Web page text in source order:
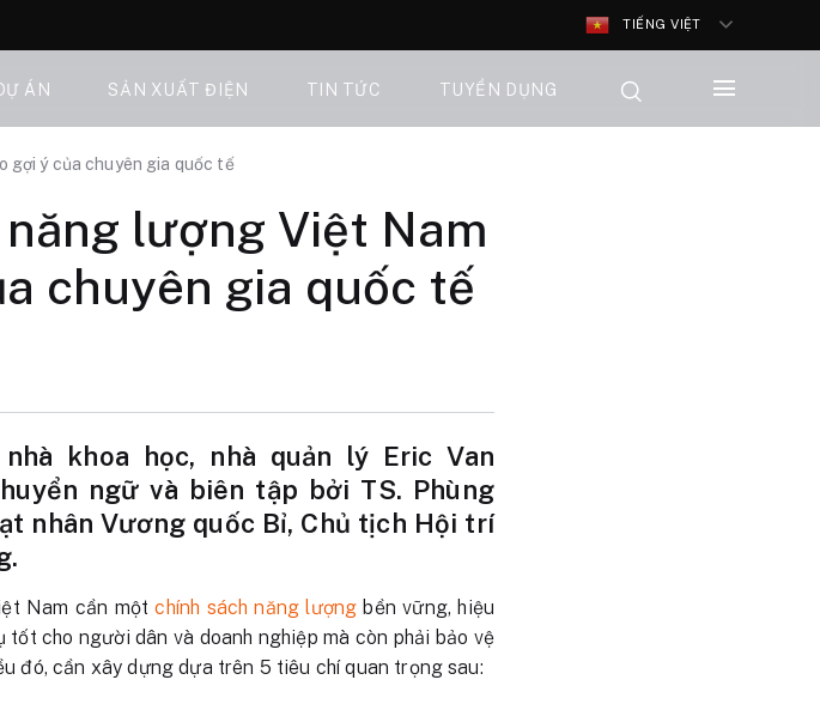
TIẾNG VIỆT
ÁN SẢN XUẤT ĐIỆN TIN TỨC TUYỂN DỤNG
gợi ý của chuyên gia quốc tế
lượng Việt Nam
chuyên gia quốc tế
khoa học, nhà quản lý Eric Van
ngữ và biên tập bởi TS. Phùng
nhân Vương quốc Bỉ, Chủ tịch Hội trí
Nam cần mộtchính sách năng lượng bền vững, hiệu
cho người dân và doanh nghiệp mà còn phải bảo vệ
đó, cần xây dựng dựa trên 5 tiêu chí quan trọng sau: